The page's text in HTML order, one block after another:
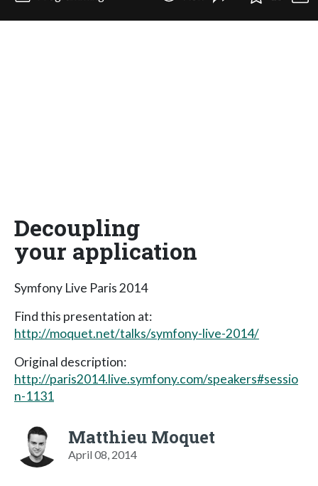
Decoupling
your application
Symfony Live Paris 2014
Find this presentation at:
http://moquet.net/talks/symfony-live-2014/
Original description:
http://paris2014.live.symfony.com/speakers#sessio
n-1131
Matthieu Moquet
April 08, 2014